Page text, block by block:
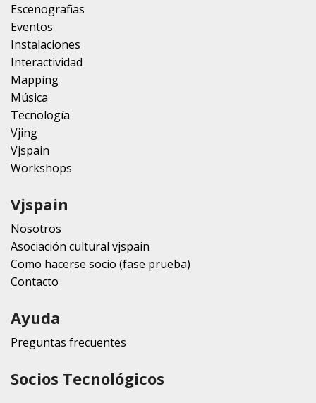
Escenografias
Eventos
Instalaciones
Interactividad
Mapping
Música
Tecnología
Vjing
Vjspain
Workshops
Vjspain
Nosotros
Asociación cultural vjspain
Como hacerse socio (fase prueba)
Contacto
Ayuda
Preguntas frecuentes
Socios Tecnológicos